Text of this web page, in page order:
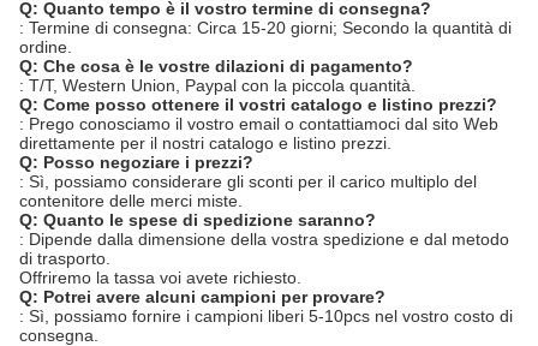
Q: Quanto tempo è il vostro termine di consegna?
: Termine di consegna: Circa 15-20 giorni; Secondo la quantità di
ordine.
Q: Che cosa è le vostre dilazioni di pagamento?
: T/T, Western Union, Paypal con la piccola quantità.
Q: Come posso ottenere il vostri catalogo e listino prezzi?
: Prego conosciamo il vostro email o contattiamoci dal sito Web
direttamente per il nostri catalogo e listino prezzi.
Q: Posso negoziare i prezzi?
: Sì, possiamo considerare gli sconti per il carico multiplo del
contenitore delle merci miste.
Q: Quanto le spese di spedizione saranno?
: Dipende dalla dimensione della vostra spedizione e dal metodo
di trasporto.
Offriremo la tassa voi avete richiesto.
Q: Potrei avere alcuni campioni per provare?
: Sì, possiamo fornire i campioni liberi 5-10pcs nel vostro costo di
consegna.